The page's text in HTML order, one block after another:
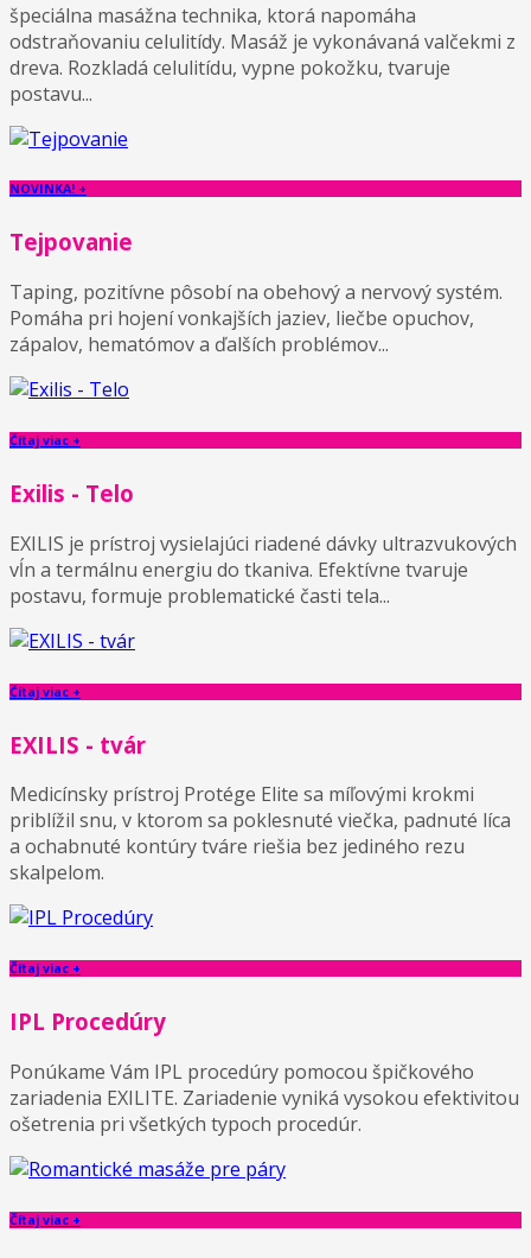
špeciálna masážna technika, ktorá napomáha
odstraňovaniu celulitídy. Masáž je vykonávaná valčekmi z
dreva. Rozkladá celulitídu, vypne pokožku, tvaruje
postavu...
NOVINKA! +
Tejpovanie
Taping, pozitívne pôsobí na obehový a nervový systém.
Pomáha pri hojení vonkajších jaziev, liečbe opuchov,
zápalov, hematómov a ďalších problémov...
Čítaj viac +
Exilis - Telo
EXILIS je prístroj vysielajúci riadené dávky ultrazvukových
vĺn a termálnu energiu do tkaniva. Efektívne tvaruje
postavu, formuje problematické časti tela...
Čítaj viac +
EXILIS - tvár
Medicínsky prístroj Protége Elite sa míľovými krokmi
priblížil snu, v ktorom sa poklesnuté viečka, padnuté líca
a ochabnuté kontúry tváre riešia bez jediného rezu
skalpelom.
Čítaj viac +
IPL Procedúry
Ponúkame Vám IPL procedúry pomocou špičkového
zariadenia EXILITE. Zariadenie vyniká vysokou efektivitou
ošetrenia pri všetkých typoch procedúr.
Čítaj viac +